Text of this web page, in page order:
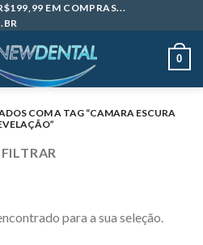
EM COMPRAS...
0
COM A TAG “CAMARA ESCURA
FILTRAR
para a sua seleção.